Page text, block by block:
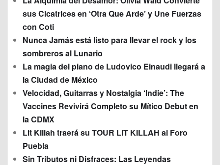
sus Cicatrices en ‘Otra Que Arde’ y Une Fuerzas
con Coti
Nunca Jamás está listo para llevar el rock y los
sombreros al Lunario
La magia del piano de Ludovico Einaudi llegará a
la Ciudad de México
Velocidad, Guitarras y Nostalgia ‘Indie’: The
Vaccines Revivirá Completo su Mítico Debut en
la CDMX
Lit Killah traerá su TOUR LIT KILLAH al Foro
Puebla
Sin Tributos ni Disfraces: Las Leyendas